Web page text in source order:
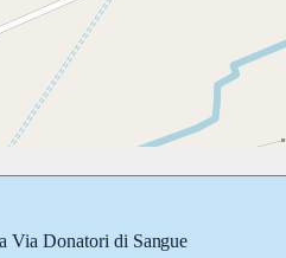
Via Donatori di Sangue